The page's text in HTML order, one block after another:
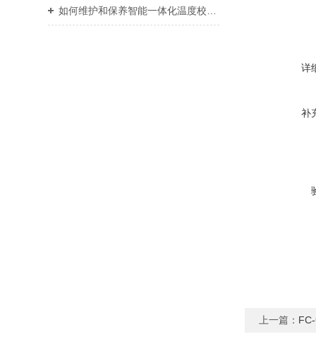
详
补
上一篇：